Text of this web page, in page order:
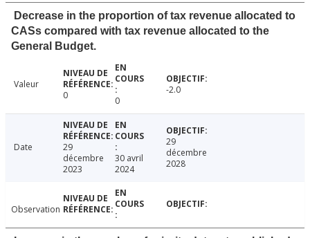
Decrease in the proportion of tax revenue allocated to
CASs compared with tax revenue allocated to the
General Budget.
Valeur
0
0
-2.0
Date
29
décembre
2023
30 avril
2024
29
décembre
2028
Observation